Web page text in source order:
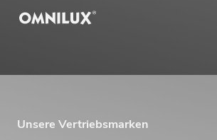
Unsere Vertriebsmarken